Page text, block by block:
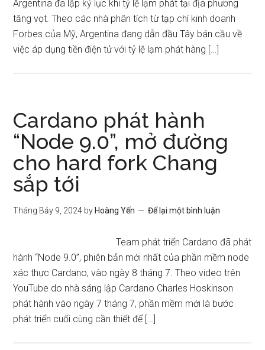
Argentina đã lập kỷ lục khi tỷ lệ lạm phát tại địa phương
tăng vọt. Theo các nhà phân tích từ tạp chí kinh doanh
Forbes của Mỹ, Argentina đang dẫn đầu Tây bán cầu về
việc áp dụng tiền điện tử với tỷ lệ lạm phát hàng […]
Cardano phát hành
“Node 9.0”, mở đường
cho hard fork Chang
sắp tới
Tháng Bảy 9, 2024 by Hoàng Yến Để lại một bình luận
Team phát triển Cardano đã phát
hành “Node 9.0”, phiên bản mới nhất của phần mềm node
xác thực Cardano, vào ngày 8 tháng 7. Theo video trên
YouTube do nhà sáng lập Cardano Charles Hoskinson
phát hành vào ngày 7 tháng 7, phần mềm mới là bước
phát triển cuối cùng cần thiết để […]